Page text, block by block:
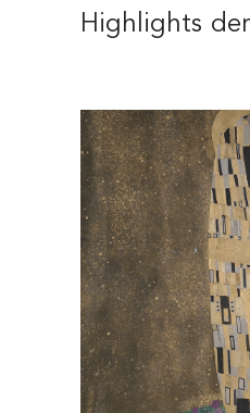
Highlights